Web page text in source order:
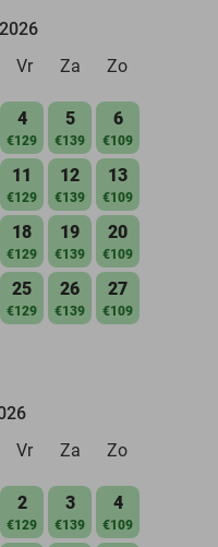
Vr Za Zo
4
€129
5
€139
6
€109
11
€129
12
€139
13
€109
18
€129
19
€139
20
€109
25
€129
26
€139
27
€109
Vr Za Zo
2
€129
3
€139
4
€109